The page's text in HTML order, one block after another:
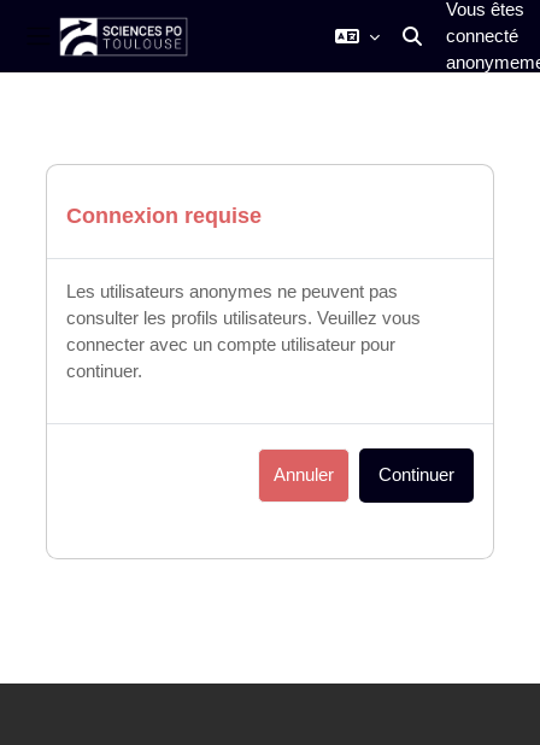
Panneau latéral Activer/
Vous êtes
connecté
Connexion requise
Les utilisateurs anonymes ne peuvent pas
consulter les profils utilisateurs. Veuillez vous
connecter avec un compte utilisateur pour
continuer.
Annuler Continuer